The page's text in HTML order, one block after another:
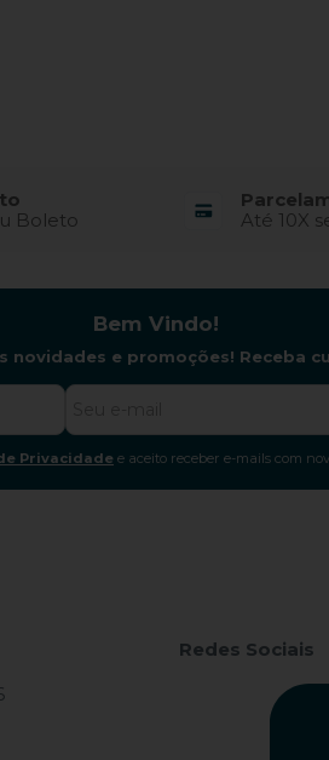
Boleto
Até 10X
Bem Vindo!
novidades e promoções! Receba
Privacidade e aceito receber e-mails com
Redes Sociais